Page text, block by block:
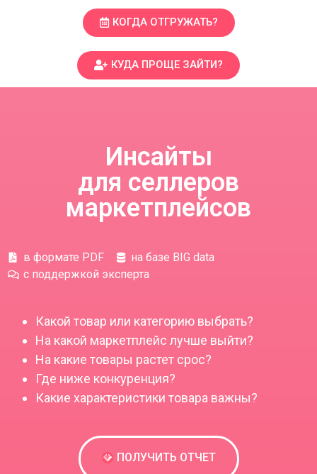
КОГДА ОТГРУЖАТЬ?
КУДА ПРОЩЕ ЗАЙТИ?
Инсайты
для селлеров
маркетплейсов
в формате PDF
на базе BIG data
с поддержкой эксперта
Какой товар или категорию выбрать?
На какой маркетплейс лучше выйти?
На какие товары растет срос?
Где ниже конкуренция?
Какие характеристики товара важны?
ПОЛУЧИТЬ ОТЧЕТ